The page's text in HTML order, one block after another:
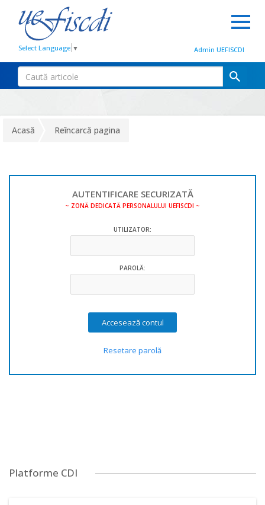
Select Language ▼ Admin UEFISCDI
Acasă Reîncarcă pagina
AUTENTIFICARE SECURIZATĂ
~ ZONĂ DEDICATĂ PERSONALULUI UEFISCDI ~
UTILIZATOR:
PAROLĂ:
Resetare parolă
Platforme CDI